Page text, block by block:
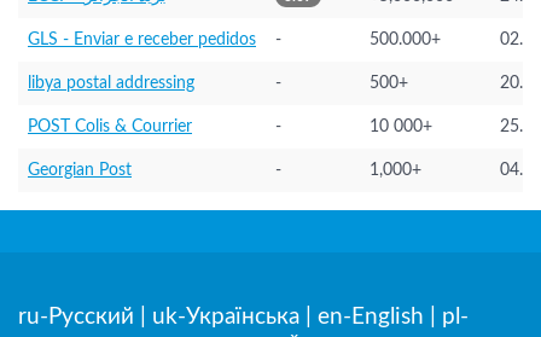
GLS - Enviar e receber pedidos - 500.000+
libya postal addressing - 500+
POST Colis & Courrier - 10 000+
Georgian Post - 1,000+
ru-Русский uk-Українська en-English
pl-